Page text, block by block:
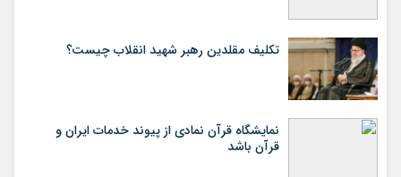
تکلیف مقلدین رهبر شهید انقلاب چیست؟
نمایشگاه قرآن نمادی از پیوند خدمات ایران و
قرآن باشد